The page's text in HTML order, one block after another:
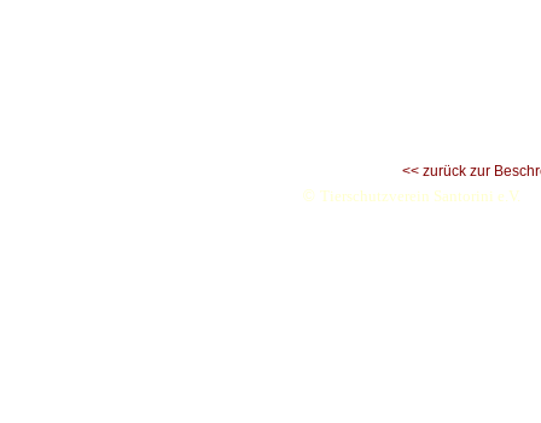
<< zurück zur
© Tierschutzverein Santorini e.V.